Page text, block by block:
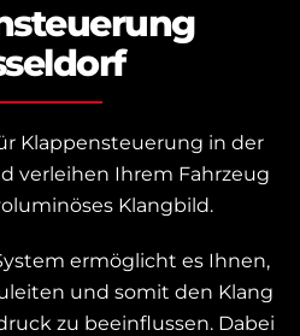
Klappensteuerung in der
verleihen Ihrem Fahrzeug
Klangbild.
ermöglicht es Ihnen,
und somit den Klang
zu beeinflussen. Dabei